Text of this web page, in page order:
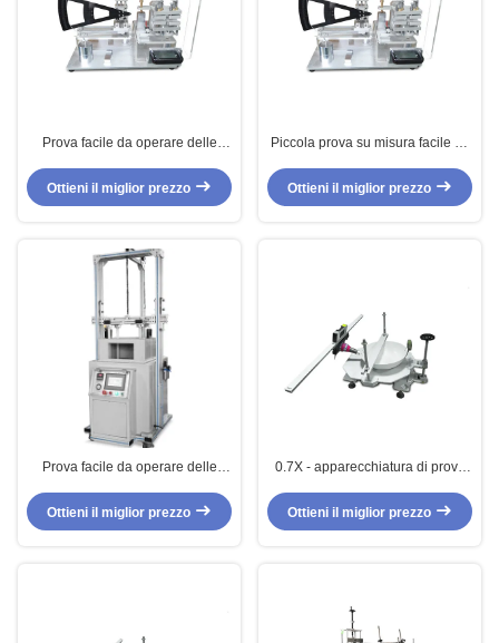
Prova facile da operare delle
visualizzatore digitale/Strumento
Ottieni il miglior prezzo
Piccola prova su misura facile da
Benchtop
Ottieni il miglior prezzo
Prova facile da operare delle
corrosione del visualizzatore
digitale
Ottieni il miglior prezzo
0.7X - apparecchiatura di prova
di coppia di torsione con il motore
guidato CNC
Ottieni il miglior prezzo